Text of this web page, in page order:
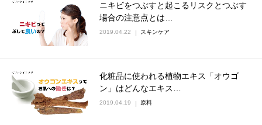
ニキビをつぶすと起こるリスクとつぶす
場合の注意点とは…
2019.04.22 スキンケア
化粧品に使われる植物エキス「オウゴ
ン」はどんなエキス…
2019.04.19 原料